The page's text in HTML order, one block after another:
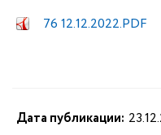
76 12.12.2022.PDF
Дата публикации: